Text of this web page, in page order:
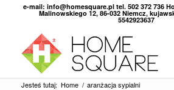
e-mail: info@homesquare.pl tel. 502 372 736
Malinowskiego 12, 86-032 Niemcz,
5542923637
Jesteś tutaj: Home / aranżacja sypialni